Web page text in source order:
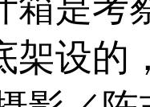
架设的